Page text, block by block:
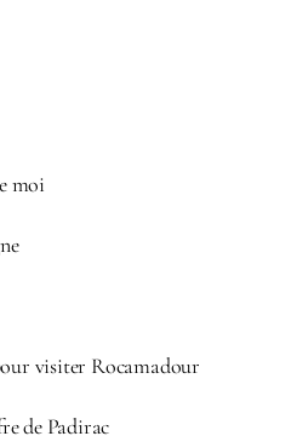
moi
visiter Rocamadour
de Padirac